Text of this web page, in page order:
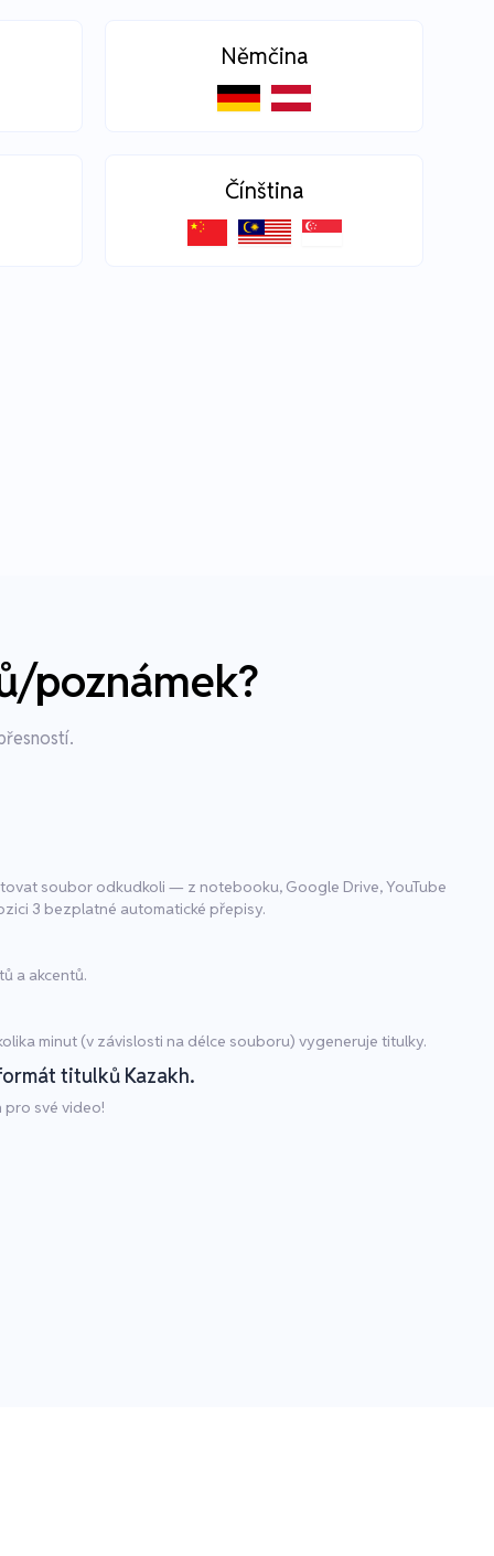
Němčina
Čínština
poznámek?
soubor odkudkoli — z notebooku, Google Drive, YouTube
3 bezplatné automatické přepisy.
a akcentů.
minut (v závislosti na délce souboru) vygeneruje titulky.
titulků Kazakh.
pro své video!